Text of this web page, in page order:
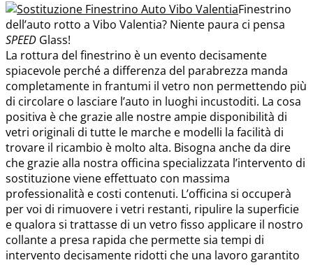
Finestrino
dell’auto rotto a Vibo Valentia? Niente paura ci pensa
SPEED Glass!
La rottura del finestrino è un evento decisamente
spiacevole perché a differenza del parabrezza manda
completamente in frantumi il vetro non permettendo più
di circolare o lasciare l’auto in luoghi incustoditi. La cosa
positiva è che grazie alle nostre ampie disponibilità di
vetri originali di tutte le marche e modelli la facilità di
trovare il ricambio è molto alta. Bisogna anche da dire
che grazie alla nostra officina specializzata l’intervento di
sostituzione viene effettuato con massima
professionalità e costi contenuti. L’officina si occuperà
per voi di rimuovere i vetri restanti, ripulire la superficie
e qualora si trattasse di un vetro fisso applicare il nostro
collante a presa rapida che permette sia tempi di
intervento decisamente ridotti che una lavoro garantito